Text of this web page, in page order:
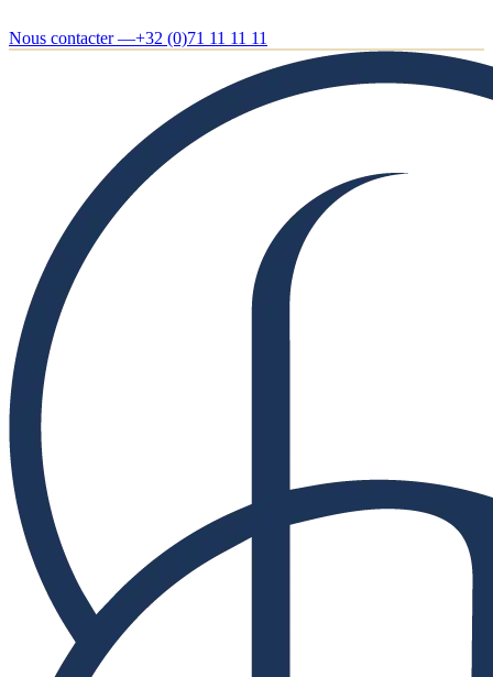
Nous contacter —+32 (0)71 11 11 11